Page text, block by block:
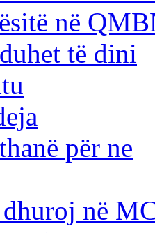
në
të dini
për ne
dhuroj në